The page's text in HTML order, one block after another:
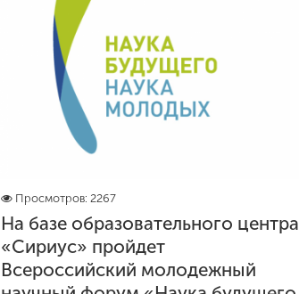
Просмотров: 2267
На базе образовательного центра
«Сириус» пройдет
Всероссийский молодежный